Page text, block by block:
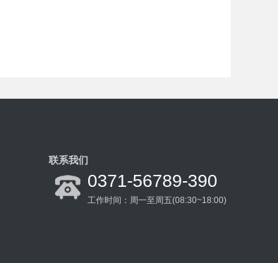
联系我们
0371-56789-390
工作时间：周一至周五(08:30~18:00)